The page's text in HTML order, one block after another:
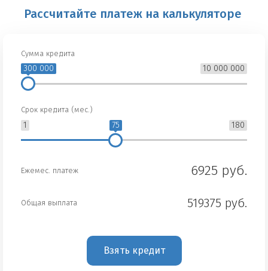
Рассчитайте платеж на калькуляторе
Сумма кредита
10 000 000
300 000
Срок кредита (мес.)
1 180
75
Ежемес. платеж 6925 руб.
Общая выплата 519375 руб.
Взять кредит